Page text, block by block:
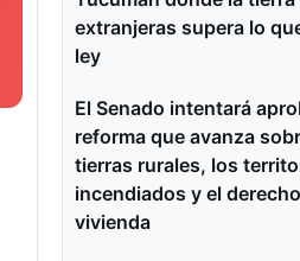
extranjeras supera lo
ley
El Senado intentará
reforma que avanza
tierras rurales, los
incendiados y el
vivienda